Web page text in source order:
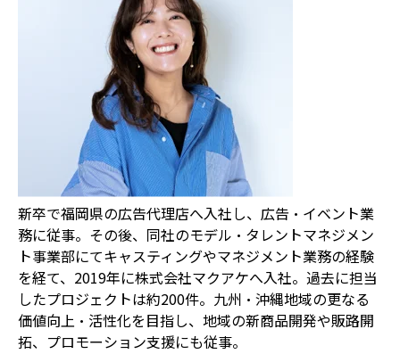
新卒で福岡県の広告代理店へ入社し、広告・イベント業
務に従事。 その後、同社のモデル・タレントマネジメン
ト事業部にてキャスティングやマネジメント業務の経験
を経て、2019年に株式会社マクアケへ入社。 過去に担当
したプロジェクトは約200件。九州・沖縄地域の更なる
価値向上・活性化を目指し、地域の新商品開発や販路開
拓、プロモーション支援にも従事。